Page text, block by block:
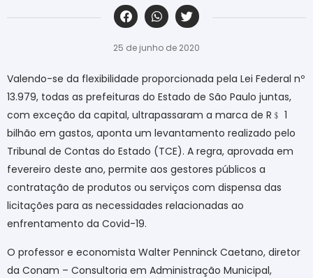
‎ ‎ ‎ ‎ ‎ ‎ ‎ ‎ ‎ ‎ ‎ ‎ ‎ ‎ ‎ ‎ ‎ ‎ ‎ ‎ ‎ ‎ ‎ ‎ ‎ ‎ ‎ ‎ ‎ ‎ ‎
25 de junho de 2020
Valendo-se da flexibilidade proporcionada pela Lei Federal nº
13.979, todas as prefeituras do Estado de São Paulo juntas,
com exceção da capital, ultrapassaram a marca de R ﹩ 1
bilhão em gastos, aponta um levantamento realizado pelo
Tribunal de Contas do Estado (TCE). A regra, aprovada em
fevereiro deste ano, permite aos gestores públicos a
contratação de produtos ou serviços com dispensa das
licitações para as necessidades relacionadas ao
enfrentamento da Covid-19.
O professor e economista Walter Penninck Caetano, diretor
da Conam – Consultoria em Administração Municipal,